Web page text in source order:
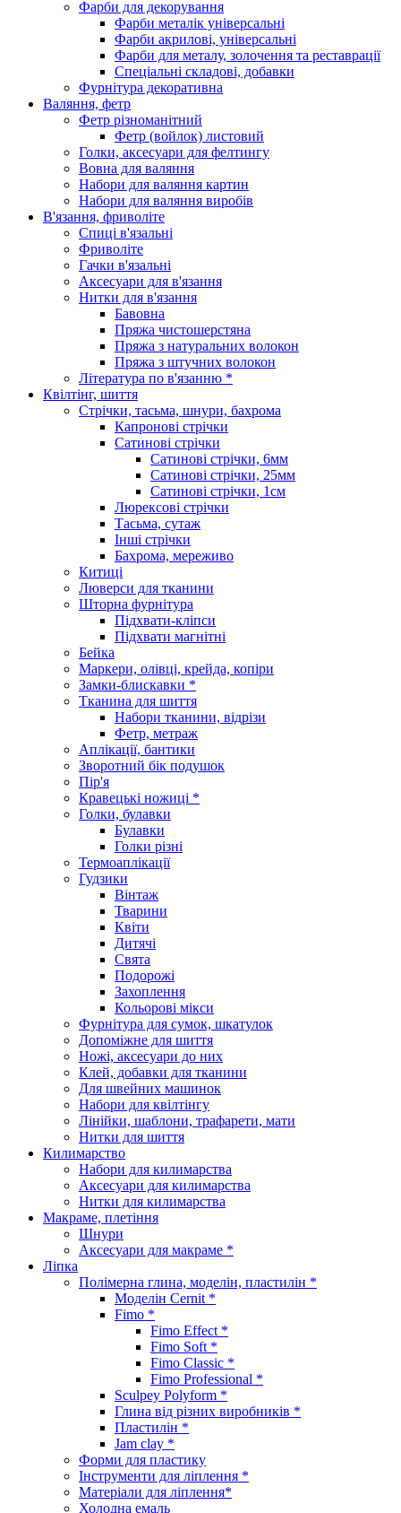
Фарби для декорування
Фарби металік універсальні
Фарби акрилові, універсальні
Фарби для металу, золочення та реставрації
Спеціальні складові, добавки
Фурнітура декоративна
Валяння, фетр
Фетр різноманітний
Фетр (войлок) листовий
Голки, аксесуари для фелтингу
Вовна для валяння
Набори для валяння картин
Набори для валяння виробів
В'язання, фриволіте
Спиці в'язальні
Фриволіте
Гачки в'язальні
Аксесуари для в'язання
Нитки для в'язання
Бавовна
Пряжа чистошерстяна
Пряжа з натуральних волокон
Пряжа з штучних волокон
Література по в'язанню *
Квілтінг, шиття
Стрічки, тасьма, шнури, бахрома
Капронові стрічки
Сатинові стрічки
Сатинові стрічки, 6мм
Сатинові стрічки, 25мм
Сатинові стрічки, 1см
Люрексові стрічки
Тасьма, сутаж
Інші стрічки
Бахрома, мереживо
Китиці
Люверси для тканини
Шторна фурнітура
Підхвати-кліпси
Підхвати магнітні
Бейка
Маркери, олівці, крейда, копіри
Замки-блискавки *
Тканина для шиття
Набори тканини, відрізи
Фетр, метраж
Аплікації, бантики
Зворотний бік подушок
Пір'я
Кравецькі ножиці *
Голки, булавки
Булавки
Голки різні
Термоаплікації
Гудзики
Вінтаж
Тварини
Квіти
Дитячі
Свята
Подорожі
Захоплення
Кольорові мікси
Фурнітура для сумок, шкатулок
Допоміжне для шиття
Ножі, аксесуари до них
Клей, добавки для тканини
Для швейних машинок
Набори для квілтінгу
Лінійки, шаблони, трафарети, мати
Нитки для шиття
Килимарство
Набори для килимарства
Аксесуари для килимарства
Нитки для килимарства
Макраме, плетіння
Шнури
Аксесуари для макраме *
Ліпка
Полімерна глина, моделін, пластилін *
Моделін Cernit *
Fimo *
Fimo Effect *
Fimo Soft *
Fimo Classic *
Fimo Professional *
Sculpey Polyform *
Глина від різних виробників *
Пластилін *
Jam clay *
Форми для пластику
Інструменти для ліплення *
Матеріали для ліплення*
Холодна емаль